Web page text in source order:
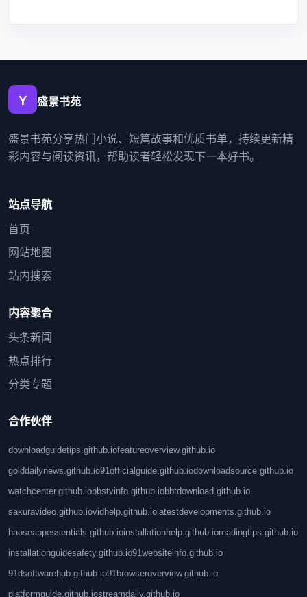
盛景书苑
盛景书苑分享热门小说、短篇故事和优质书单，持续更新精
彩内容与阅读资讯，帮助读者轻松发现下一本好书。
站点导航
首页
网站地图
站内搜索
内容聚合
头条新闻
热点排行
分类专题
合作伙伴
downloadguidetips.github.iofeatureoverview.github.io
golddailynews.github.io91officialguide.github.iodownloadsource.github.io
watchcenter.github.iobbstvinfo.github.iobbtdownload.github.io
sakuravideo.github.iovidhelp.github.io latestdevelopments.github.io
haoseappessentials.github.ioinstallationhelp.github.ioreadingtips.github.io
installationguidesafety.github.io91websiteinfo.github.io
91dsoftwarehub.github.io91browseroverview.github.io
platformguide.github.iostreamdaily.github.io